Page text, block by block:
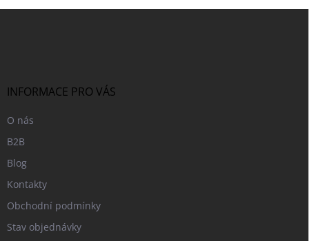
INFORMACE PRO VÁS
O nás
B2B
Blog
Kontakty
Obchodní podmínky
Stav objednávky